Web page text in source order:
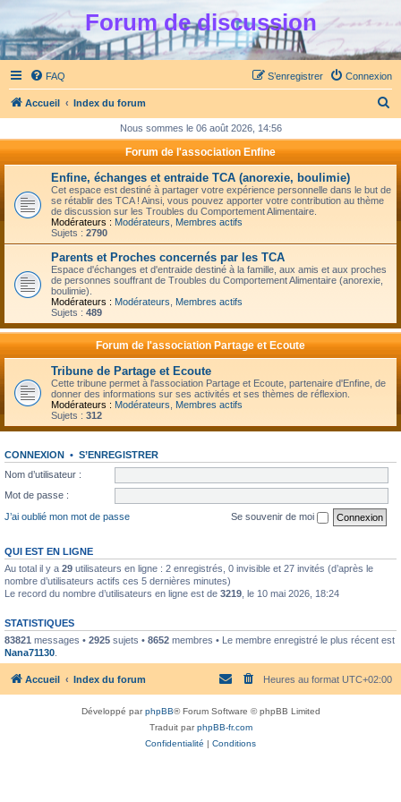
Forum de discussion
FAQ Connexion
S’enregistrer
Accueil Index du forum
h
Nous sommes le 06 août 2026, 14:56
Forum de l'association Enfine
Enfine, échanges et entraide TCA (anorexie, boulimie)
Cet espace est destiné à partager votre expérience personnelle dans le but de
se rétablir des TCA ! Ainsi, vous pouvez apporter votre contribution au thème
de discussion sur les Troubles du Comportement Alimentaire.
Modérateurs : Modérateurs
Membres actifs
Sujets : 2790
Parents et Proches concernés par les TCA
Espace d'échanges et d'entraide destiné à la famille, aux amis et aux proches
de personnes souffrant de Troubles du Comportement Alimentaire (anorexie,
boulimie).
Modérateurs : Modérateurs
Membres actifs
Sujets : 489
Forum de l'association Partage et Ecoute
Tribune de Partage et Ecoute
Cette tribune permet à l'association Partage et Ecoute, partenaire d'Enfine, de
donner des informations sur ses activités et ses thèmes de réflexion.
Modérateurs : Modérateurs
Membres actifs
Sujets : 312
CONNEXION • S’ENREGISTRER
Nom d’utilisateur :
Mot de passe :
J’ai oublié mon mot de passe
Se souvenir de moi
QUI EST EN LIGNE
Au total il y a 29 utilisateurs en ligne : 2 enregistrés, 0 invisible et 27 invités (d’après le
nombre d’utilisateurs actifs ces 5 dernières minutes)
Le record du nombre d’utilisateurs en ligne est de 3219 , le 10 mai 2026, 18:24
STATISTIQUES
83821 messages • 2925 sujets • 8652 membres • Le membre enregistré le plus récent est
Nana71130
Accueil Index du forum Heures au format UTC+02:00
Développé parphpBB® Forum Software © phpBB Limited
Traduit parphpBB-fr.com
Confidentialité | Conditions